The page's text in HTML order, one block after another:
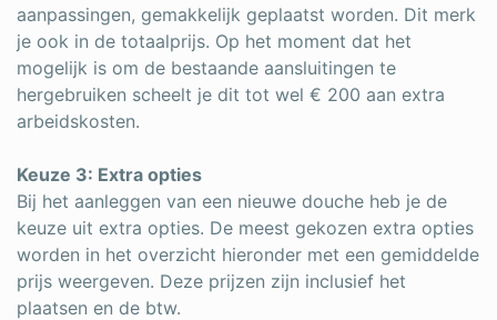
aanpassingen, gemakkelijk geplaatst worden. Dit merk
je ook in de totaalprijs. Op het moment dat het
mogelijk is om de bestaande aansluitingen te
hergebruiken scheelt je dit tot wel € 200 aan extra
arbeidskosten.
Keuze 3: Extra opties
Bij het aanleggen van een nieuwe douche heb je de
keuze uit extra opties. De meest gekozen extra opties
worden in het overzicht hieronder met een gemiddelde
prijs weergeven. Deze prijzen zijn inclusief het
plaatsen en de btw.